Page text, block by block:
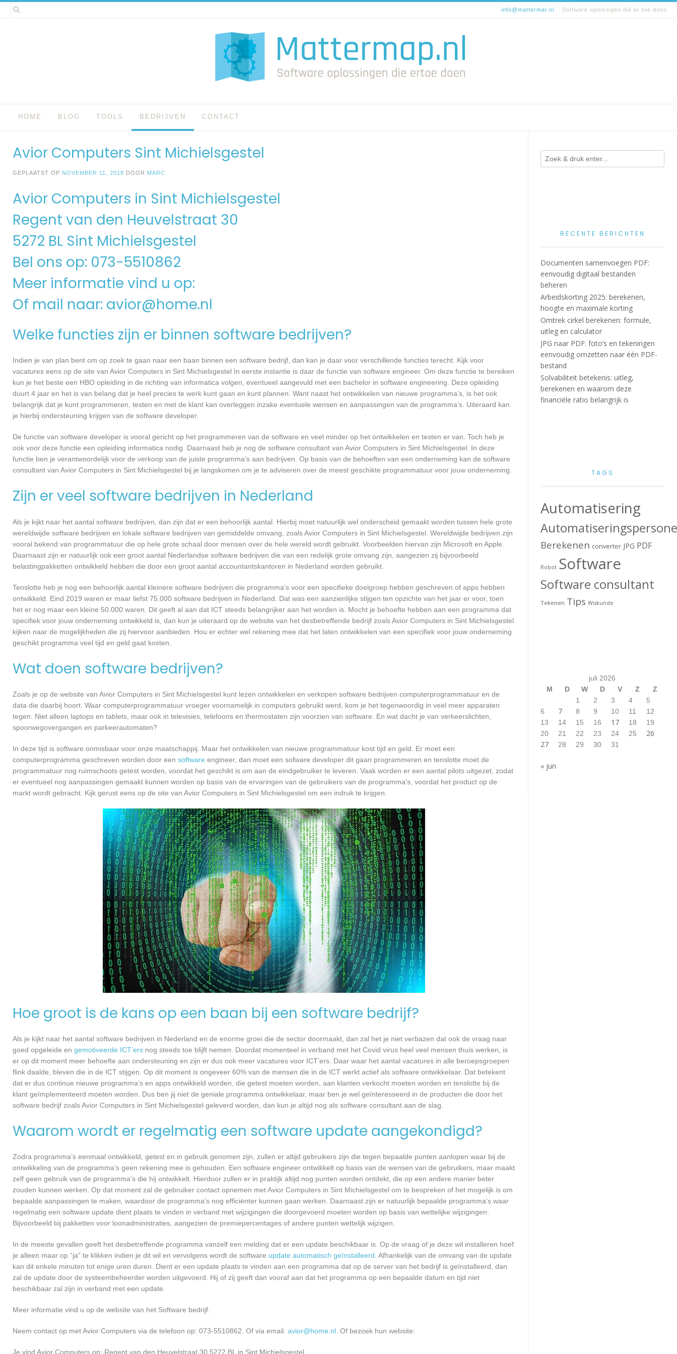
Spring
naar
info@mattermat.nl Software oplosingen die er toe doen
HOME BLOG TOOLS BEDRIJVEN CONTACT
Avior Computers Sint Michielsgestel
GEPLAATST OP NOVEMBER 11, 2018 DOOR MARC
Avior Computers in Sint Michielsgestel
Regent van den Heuvelstraat 30
5272 BL Sint Michielsgestel
Bel ons op: 073-5510862
Meer informatie vind u op:
Of mail naar: avior@home.nl
Welke functies zijn er binnen software bedrijven?
Indien je van plan bent om op zoek te gaan naar een baan binnen een software bedrijf, dan kan je daar voor verschillende functies terecht. Kijk voor
vacatures eens op de site van Avior Computers in Sint Michielsgestel In eerste instantie is daar de functie van software engineer. Om deze functie te bereiken
kun je het beste een HBO opleiding in de richting van informatica volgen, eventueel aangevuld met een bachelor in software engineering. Deze opleiding
duurt 4 jaar en het is van belang dat je heel precies te werk kunt gaan en kunt plannen. Want naast het ontwikkelen van nieuwe programma’s, is het ook
belangrijk dat je kunt programmeren, testen en met de klant kan overleggen inzake eventuele wensen en aanpassingen van de programma’s. Uiteraard kan
je hierbij ondersteuning krijgen van de software developer.
De functie van software developer is vooral gericht op het programmeren van de software en veel minder op het ontwikkelen en testen er van. Toch heb je
ook voor deze functie een opleiding informatica nodig. Daarnaast heb je nog de software consultant van Avior Computers in Sint Michielsgestel. In deze
functie ben je verantwoordelijk voor de verkoop van de juiste programma’s aan bedrijven. Op basis van de behoeften van een onderneming kan de software
consultant van Avior Computers in Sint Michielsgestel bij je langskomen om je te adviseren over de meest geschikte programmatuur voor jouw onderneming.
Zijn er veel software bedrijven in Nederland
Als je kijkt naar het aantal software bedrijven, dan zijn dat er een behoorlijk aantal. Hierbij moet natuurlijk wel onderscheid gemaakt worden tussen hele grote
wereldwijde software bedrijven en lokale software bedrijven van gemiddelde omvang, zoals Avior Computers in Sint Michielsgestel. Wereldwijde bedrijven zijn
vooral bekend van programmatuur die op hele grote schaal door mensen over de hele wereld wordt gebruikt. Voorbeelden hiervan zijn Microsoft en Apple.
Daarnaast zijn er natuurlijk ook een groot aantal Nederlandse software bedrijven die van een redelijk grote omvang zijn, aangezien zij bijvoorbeeld
belastingpakketten ontwikkeld hebben die door een groot aantal accountantskantoren in Nederland worden gebruikt.
Tenslotte heb je nog een behoorlijk aantal kleinere software bedrijven die programma’s voor een specifieke doelgroep hebben geschreven of apps hebben
ontwikkeld. Eind 2019 waren er maar liefst 75.000 software bedrijven in Nederland. Dat was een aanzienlijke stijgen ten opzichte van het jaar er voor, toen
het er nog maar een kleine 50.000 waren. Dit geeft al aan dat ICT steeds belangrijker aan het worden is. Mocht je behoefte hebben aan een programma dat
specifiek voor jouw onderneming ontwikkeld is, dan kun je uiteraard op de website van het desbetreffende bedrijf zoals Avior Computers in Sint Michielsgestel
kijken naar de mogelijkheden die zij hiervoor aanbieden. Hou er echter wel rekening mee dat het laten ontwikkelen van een specifiek voor jouw onderneming
geschikt programma veel tijd en geld gaat kosten.
Wat doen software bedrijven?
Zoals je op de website van Avior Computers in Sint Michielsgestel kunt lezen ontwikkelen en verkopen software bedrijven computerprogrammatuur en de
data die daarbij hoort. Waar computerprogrammatuur vroeger voornamelijk in computers gebruikt werd, kom je het tegenwoordig in veel meer apparaten
tegen. Niet alleen laptops en tablets, maar ook in televisies, telefoons en thermostaten zijn voorzien van software. En wat dacht je van verkeerslichten,
spoorwegovergangen en parkeerautomaten?
In deze tijd is software onmisbaar voor onze maatschappij. Maar het ontwikkelen van nieuwe programmatuur kost tijd en geld. Er moet een
computerprogramma geschreven worden door een software engineer, dan moet een sofware developer dit gaan programmeren en tenslotte moet de
programmatuur nog ruimschoots getest worden, voordat het geschikt is om aan de eindgebruiker te leveren. Vaak worden er een aantal pilots uitgezet, zodat
er eventueel nog aanpassingen gemaakt kunnen worden op basis van de ervaringen van de gebruikers van de programma’s, voordat het product op de
markt wordt gebracht. Kijk gerust eens op de site van Avior Computers in Sint Michielsgestel om een indruk te krijgen.
Hoe groot is de kans op een baan bij een software bedrijf?
Als je kijkt naar het aantal software bedrijven in Nederland en de enorme groei die de sector doormaakt, dan zal het je niet verbazen dat ook de vraag naar
goed opgeleide en gemotiveerde ICT’ers nog steeds toe blijft nemen. Doordat momenteel in verband met het Covid virus heel veel mensen thuis werken, is
er op dit moment meer behoefte aan ondersteuning en zijn er dus ook meer vacatures voor ICT’ers. Daar waar het aantal vacatures in alle beroepsgroepen
flink daalde, bleven die in de ICT stijgen. Op dit moment is ongeveer 60% van de mensen die in de ICT werkt actief als software ontwikkelaar. Dat betekent
dat er dus continue nieuwe programma’s en apps ontwikkeld worden, die getest moeten worden, aan klanten verkocht moeten worden en tenslotte bij de
klant geïmplementeerd moeten worden. Dus ben jij niet de geniale programma ontwikkelaar, maar ben je wel geïnteresseerd in de producten die door het
software bedrijf zoals Avior Computers in Sint Michielsgestel geleverd worden, dan kun je altijd nog als software consultant aan de slag.
Waarom wordt er regelmatig een software update aangekondigd?
Zodra programma’s eenmaal ontwikkeld, getest en in gebruik genomen zijn, zullen er altijd gebruikers zijn die tegen bepaalde punten aanlopen waar bij de
ontwikkeling van de programma’s geen rekening mee is gehouden. Een software engineer ontwikkelt op basis van de wensen van de gebruikers, maar maakt
zelf geen gebruik van de programma’s die hij ontwikkelt. Hierdoor zullen er in praktijk altijd nog punten worden ontdekt, die op een andere manier beter
zouden kunnen werken. Op dat moment zal de gebruiker contact opnemen met Avior Computers in Sint Michielsgestel om te bespreken of het mogelijk is om
bepaalde aanpassingen te maken, waardoor de programma’s nog efficiënter kunnen gaan werken. Daarnaast zijn er natuurlijk bepaalde programma’s waar
regelmatig een software update dient plaats te vinden in verband met wijzigingen die doorgevoerd moeten worden op basis van wettelijke wijzigingen.
Bijvoorbeeld bij pakketten voor loonadministraties, aangezien de premiepercentages of andere punten wettelijk wijzigen.
In de meeste gevallen geeft het desbetreffende programma vanzelf een melding dat er een update beschikbaar is. Op de vraag of je deze wil installeren hoef
je alleen maar op “ja” te klikken indien je dit wil en vervolgens wordt de software update automatisch geïnstalleerd . Afhankelijk van de omvang van de update
kan dit enkele minuten tot enige uren duren. Dient er een update plaats te vinden aan een programma dat op de server van het bedrijf is geïnstalleerd, dan
zal de update door de systeembeheerder worden uitgevoerd. Hij of zij geeft dan vooraf aan dat het programma op een bepaalde datum en tijd niet
beschikbaar zal zijn in verband met een update.
Meer informatie vind u op de website van het Software bedrijf.
Neem contact op met Avior Computers via de telefoon op: 073-5510862. Of via email: avior@home.nl . Of bezoek hun website:
Je vind Avior Computers op: Regent van den Heuvelstraat 30 5272 BL in Sint Michielsgestel.
RECENTE BERICHTEN
Documenten samenvoegen PDF:
eenvoudig digitaal bestanden
beheren
Arbeidskorting 2025: berekenen,
hoogte en maximale korting
Omtrek cirkel berekenen: formule,
uitleg en calculator
JPG naar PDF: foto’s en tekeningen
eenvoudig omzetten naar één PDF-
bestand
Solvabiliteit betekenis: uitleg,
berekenen en waarom deze
financiële ratio belangrijk is
TAGS
Automatisering
Berekenen converter JPG PDF
Robot Software
Software consultant
Tekenen Tips Wiskunde
juli 2026
M
D W D V Z
Z
1
2 3 4
5
6
7 8 9 10 11
12
13
14 15 16 17 18
19
20
21 22 23 24 25
26
27
28 29 30 31
« jun